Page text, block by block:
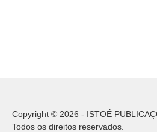
Copyright © 2026 - ISTOÉ
Todos os direitos reservados.